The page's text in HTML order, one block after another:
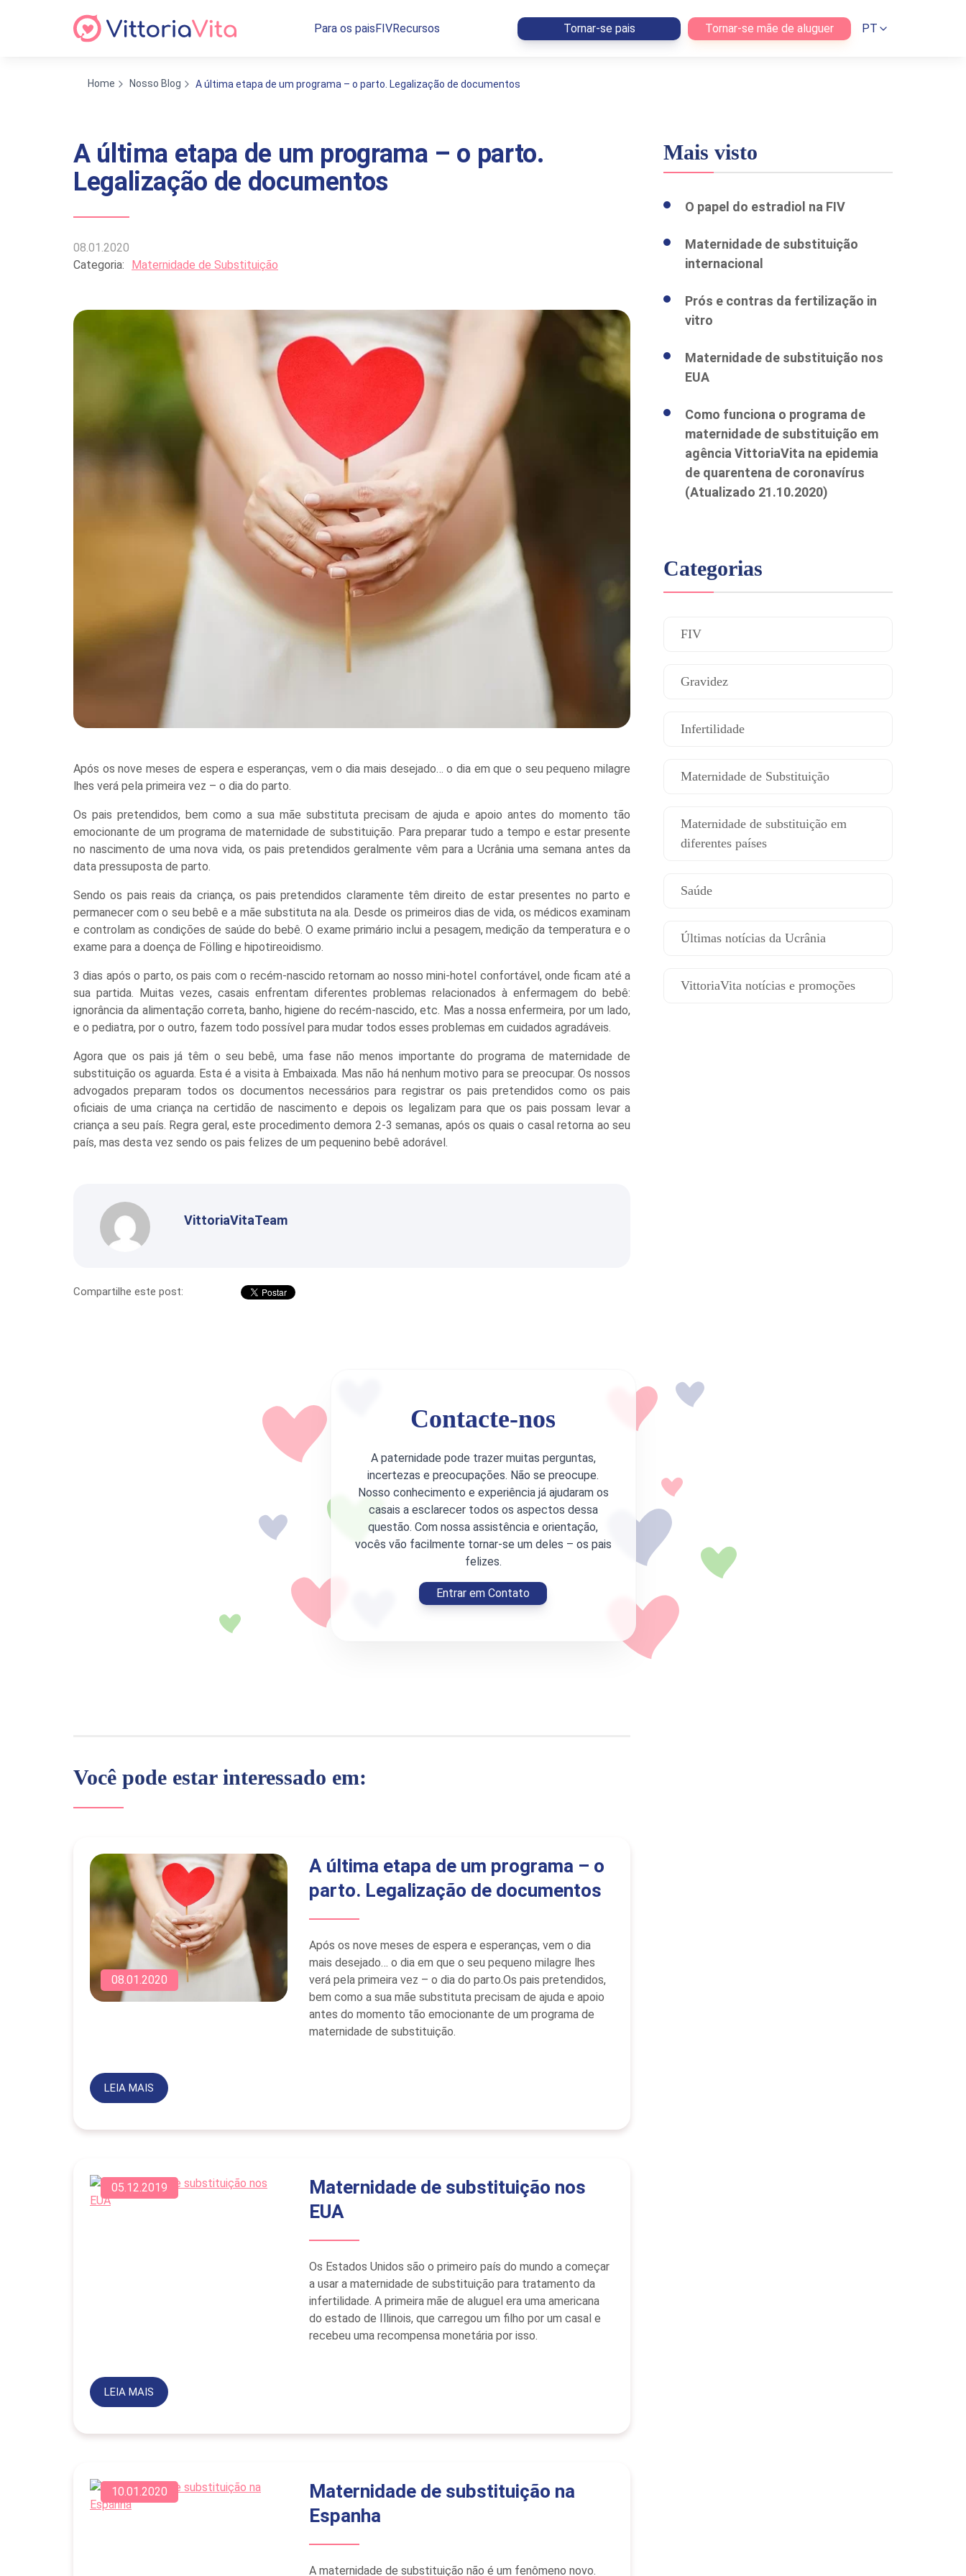
Para os paisFIVRecursos Tornar-se pais Tornar-se mãe de aluguer PT
Home Nosso Blog A última etapa de um programa – o parto. Legalização de documentos
A última etapa de um programa – o parto.
Legalização de documentos
08.01.2020
Categoria:
Maternidade de Substituição
Após os nove meses de espera e esperanças, vem o dia mais desejado… o dia em que o seu pequeno milagre
lhes verá pela primeira vez – o dia do parto.
Os pais pretendidos, bem como a sua mãe substituta precisam de ajuda e apoio antes do momento tão
emocionante de um programa de maternidade de substituição. Para preparar tudo a tempo e estar presente
no nascimento de uma nova vida, os pais pretendidos geralmente vêm para a Ucrânia uma semana antes da
data pressuposta de parto.
Sendo os pais reais da criança, os pais pretendidos claramente têm direito de estar presentes no parto e
permanecer com o seu bebê e a mãe substituta na ala. Desde os primeiros dias de vida, os médicos examinam
e controlam as condições de saúde do bebê. O exame primário inclui a pesagem, medição da temperatura e o
exame para a doença de Fölling e hipotireoidismo.
3 dias após o parto, os pais com o recém-nascido retornam ao nosso mini-hotel confortável, onde ficam até a
sua partida. Muitas vezes, casais enfrentam diferentes problemas relacionados à enfermagem do bebê:
ignorância da alimentação correta, banho, higiene do recém-nascido, etc. Mas a nossa enfermeira, por um lado,
e o pediatra, por o outro, fazem todo possível para mudar todos esses problemas em cuidados agradáveis.
Agora que os pais já têm o seu bebê, uma fase não menos importante do programa de maternidade de
substituição os aguarda. Esta é a visita à Embaixada. Mas não há nenhum motivo para se preocupar. Os nossos
advogados preparam todos os documentos necessários para registrar os pais pretendidos como os pais
oficiais de uma criança na certidão de nascimento e depois os legalizam para que os pais possam levar a
criança a seu país. Regra geral, este procedimento demora 2-3 semanas, após os quais o casal retorna ao seu
país, mas desta vez sendo os pais felizes de um pequenino bebê adorável.
VittoriaVitaTeam
Compartilhe este post:
Mais visto
O papel do estradiol na FIV
Maternidade de substituição
internacional
Prós e contras da fertilização in
vitro
Maternidade de substituição nos
EUA
Como funciona o programa de
maternidade de substituição em
agência VittoriaVita na epidemia
de quarentena de coronavírus
(Atualizado 21.10.2020)
Categorias
FIV
Gravidez
Infertilidade
Maternidade de Substituição
Maternidade de substituição em
diferentes países
Saúde
Últimas notícias da Ucrânia
VittoriaVita notícias e promoções
Contacte-nos
A paternidade pode trazer muitas perguntas,
incertezas e preocupações. Não se preocupe.
Nosso conhecimento e experiência já ajudaram os
casais a esclarecer todos os aspectos dessa
questão. Com nossa assistência e orientação,
vocês vão facilmente tornar-se um deles – os pais
felizes.
Entrar em Contato
Você pode estar interessado em:
08.01.2020
A última etapa de um programa – o
parto. Legalização de documentos
Após os nove meses de espera e esperanças, vem o dia
mais desejado… o dia em que o seu pequeno milagre lhes
verá pela primeira vez – o dia do parto.Os pais pretendidos,
bem como a sua mãe substituta precisam de ajuda e apoio
antes do momento tão emocionante de um programa de
maternidade de substituição.
LEIA MAIS
05.12.2019
Maternidade de substituição nos
EUA
Os Estados Unidos são o primeiro país do mundo a começar
a usar a maternidade de substituição para tratamento da
infertilidade. A primeira mãe de aluguel era uma americana
do estado de Illinois, que carregou um filho por um casal e
recebeu uma recompensa monetária por isso.
LEIA MAIS
10.01.2020
Maternidade de substituição na
Espanha
A maternidade de substituição não é um fenômeno novo.